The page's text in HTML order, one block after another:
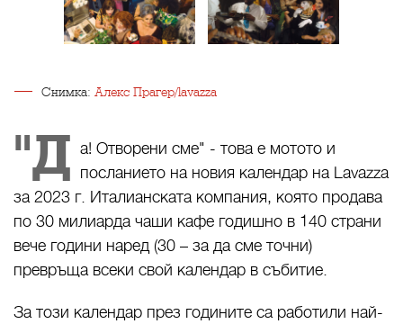
Снимка: Алекс Прагер/lavazza
"Д а! Отворени сме" - това е мотото и
посланието на новия календар на Lavazza
за2023 г. Италианската компания, която продава
по 30 милиарда чаши кафе годишно в 140 страни
вече години наред (30 – за да сме точни)
превръща всеки свой календар в събитие.
За този календар през годините са работили най-